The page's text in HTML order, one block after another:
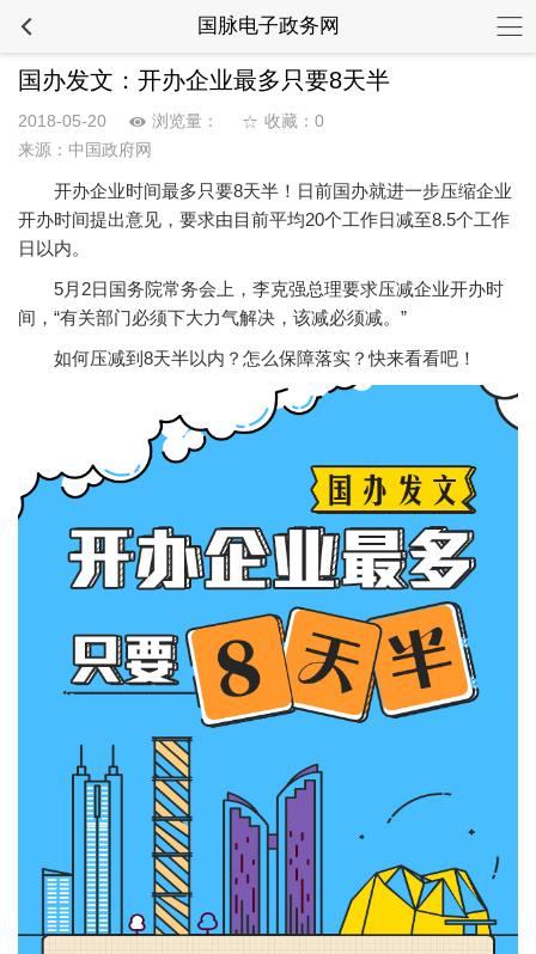
国脉电子政务网
国办发文：开办企业最多只要8天半
2018-05-20 浏览量：
收藏：0
来源：中国政府网
开办企业时间最多只要8天半！日前国办就进一步压缩企业
开办时间提出意见，要求由目前平均20个工作日减至8.5个工作
日以内。
5月2日国务院常务会上，李克强总理要求压减企业开办时
间，“有关部门必须下大力气解决，该减必须减。”
如何压减到8天半以内？怎么保障落实？快来看看吧！